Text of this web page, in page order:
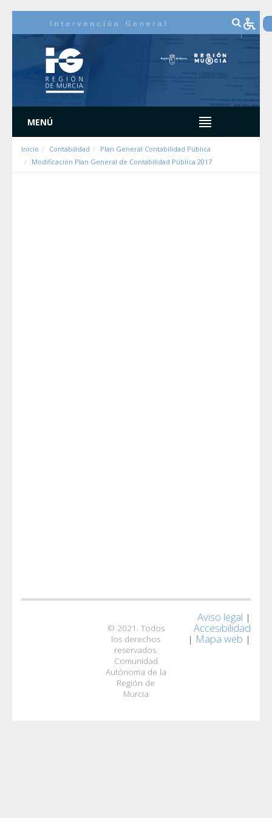
MENÚ
Inicio Contabilidad
Plan General Contabilidad Pública
Modificación Plan General de Contabilidad Pública 2017
© 2021. Todos
los derechos
reservados.
Comunidad
Autónoma de la
Región de
Murcia
Aviso legal |
Accesibilidad
| Mapa web |